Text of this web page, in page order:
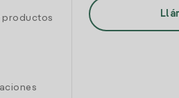
productos